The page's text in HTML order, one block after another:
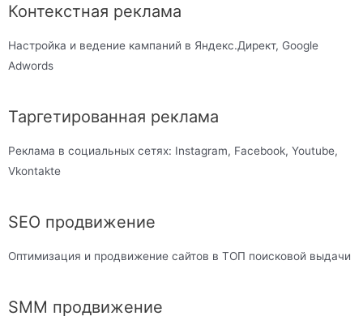
Контекстная реклама
Настройка и ведение кампаний в Яндекс.Директ, Google
Adwords
Таргетированная реклама
Реклама в социальных сетях: Instagram, Facebook, Youtube,
Vkontakte
SEO продвижение
Оптимизация и продвижение сайтов в ТОП поисковой выдачи
SMM продвижение